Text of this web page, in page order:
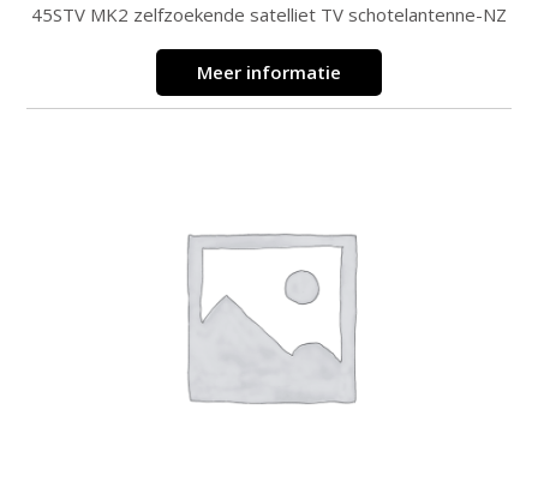
45STV MK2 zelfzoekende satelliet TV schotelantenne-NZ
Meer informatie